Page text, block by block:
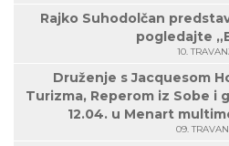
Rajko Suhodolčan
pogledajte
10.
Druženje s Jacquesom
Turizma, Reperom iz Sobe i
12.04. u Menart
09.